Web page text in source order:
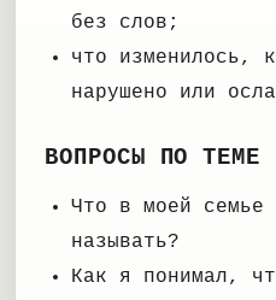
без слов;
что изменилось,
нарушено или
ВОПРОСЫ ПО ТЕМЕ
Что в моей семье
называть?
Как я понимал,